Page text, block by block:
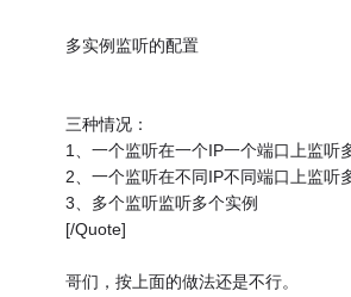
多实例监听的配置
三种情况：
1、一个监听在一个IP一个端口上监听
2、一个监听在不同IP不同端口上监听
3、多个监听监听多个实例
[/Quote]
哥们，按上面的做法还是不行。